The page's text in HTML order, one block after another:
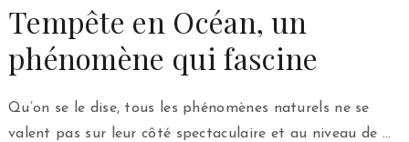
Tempête en Océan, un
phénomène qui fascine
Qu’on se le dise, tous les phénomènes naturels ne se
valent pas sur leur côté spectaculaire et au niveau de …